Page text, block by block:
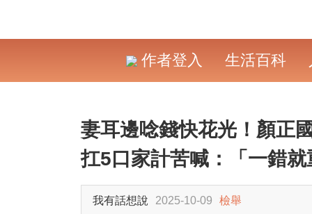
作者登入 生活百科
妻耳邊唸錢快花光！顏正
扛5口家計苦喊：「一錯
我有話想說 2025-10-09 檢舉